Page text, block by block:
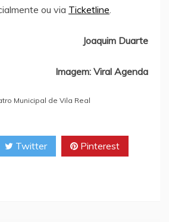
ou via Ticketline
Joaquim Duarte
Imagem: Viral Agenda
Municipal de Vila Real
Twitter Pinterest